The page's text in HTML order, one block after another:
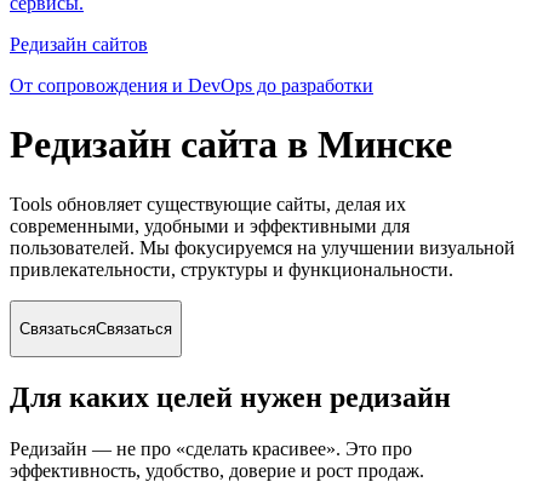
Редизайн сайтов
От сопровождения и DevOps до разработки
Редизайн сайта в Минске
Tools обновляет существующие сайты, делая их
современными, удобными и эффективными для
пользователей. Мы фокусируемся на улучшении визуальной
привлекательности, структуры и функциональности.
СвязатьсяСвязаться
Для каких целей нужен редизайн
Редизайн — не про «сделать красивее». Это про
эффективность, удобство, доверие и рост продаж.